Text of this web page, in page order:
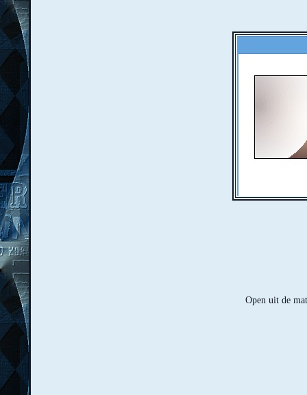
Open uit de